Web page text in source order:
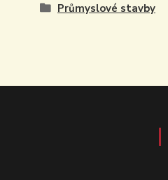
Průmyslové stavby